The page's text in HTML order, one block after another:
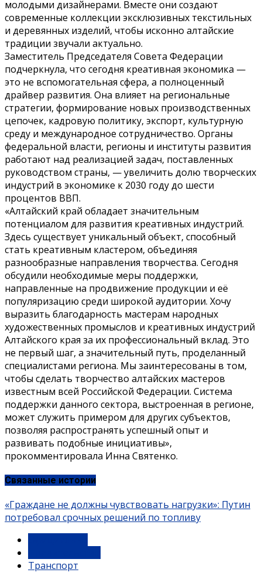
молодыми дизайнерами. Вместе они создают
современные коллекции эксклюзивных текстильных
и деревянных изделий, чтобы исконно алтайские
традиции звучали актуально.
Заместитель Председателя Совета Федерации
подчеркнула, что сегодня креативная экономика —
это не вспомогательная сфера, а полноценный
драйвер развития. Она влияет на региональные
стратегии, формирование новых производственных
цепочек, кадровую политику, экспорт, культурную
среду и международное сотрудничество. Органы
федеральной власти, регионы и институты развития
работают над реализацией задач, поставленных
руководством страны, — увеличить долю творческих
индустрий в экономике к 2030 году до шести
процентов ВВП.
«Алтайский край обладает значительным
потенциалом для развития креативных индустрий.
Здесь существует уникальный объект, способный
стать креативным кластером, объединяя
разнообразные направления творчества. Сегодня
обсудили необходимые меры поддержки,
направленные на продвижение продукции и её
популяризацию среди широкой аудитории. Хочу
выразить благодарность мастерам народных
художественных промыслов и креативных индустрий
Алтайского края за их профессиональный вклад. Это
не первый шаг, а значительный путь, проделанный
специалистами региона. Мы заинтересованы в том,
чтобы сделать творчество алтайских мастеров
известным всей Российской Федерации. Система
поддержки данного сектора, выстроенная в регионе,
может служить примером для других субъектов,
позволяя распространять успешный опыт и
развивать подобные инициативы»,
прокомментировала Инна Святенко.
Связанные истории
«Граждане не должны чувствовать нагрузки»: Путин
потребовал срочных решений по топливу
Транспорт